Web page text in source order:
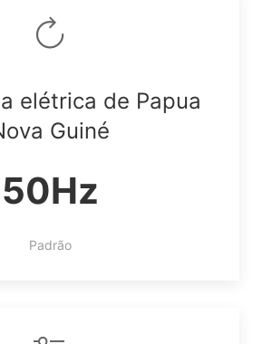
elétrica de Papua
Guiné
50Hz
Padrão